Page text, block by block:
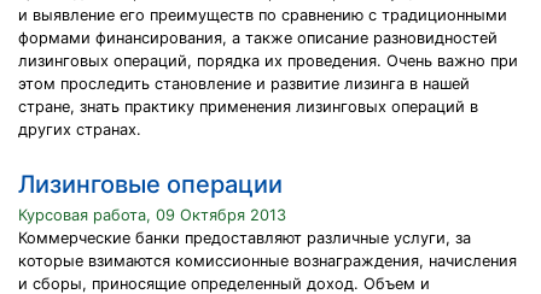
и выявление его преимуществ по сравнению с традиционными
формами финансирования, а также описание разновидностей
лизинговых операций, порядка их проведения. Очень важно при
этом проследить становление и развитие лизинга в нашей
стране, знать практику применения лизинговых операций в
других странах.
Лизинговые операции
Курсовая работа, 09 Октября 2013
Коммерческие банки предоставляют различные услуги, за
которые взимаются комиссионные вознаграждения, начисления
и сборы, приносящие определенный доход. Объем и